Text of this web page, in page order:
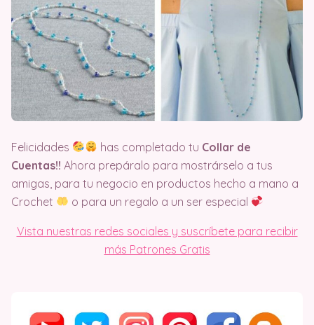
Felicidades has completado tu Collar de
Cuentas!! Ahora prepáralo para mostrárselo a tus
amigas, para tu negocio en productos hecho a mano a
Crochet
o para un regalo a un ser especial
Vista nuestras redes sociales y suscríbete para recibir
más Patrones Gratis